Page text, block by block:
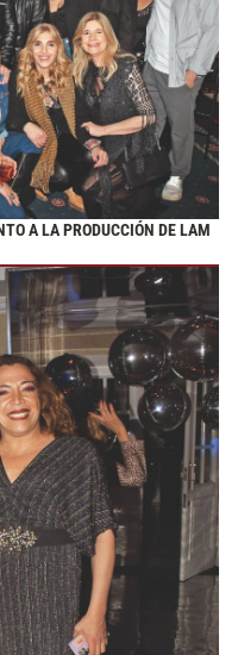
A LA PRODUCCIÓN DE LAM